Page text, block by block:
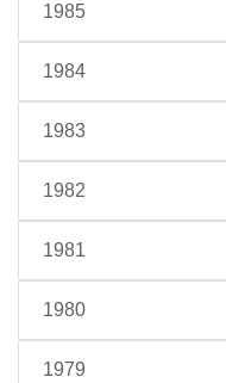
1985
1984
1983
1982
1981
1980
1979